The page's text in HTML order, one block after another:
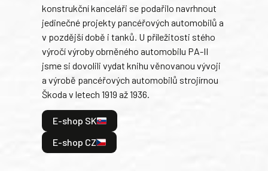
konstrukční kanceláři se podařilo navrhnout
jedinečné projekty pancéřových automobilů a
v pozdější době i tanků. U příležitosti stého
výročí výroby obrněného automobilu PA-II
jsme si dovolili vydat knihu věnovanou vývoji
a výrobě pancéřových automobilů strojírnou
Škoda v letech 1919 až 1936.
E-shop SK
E-shop CZ